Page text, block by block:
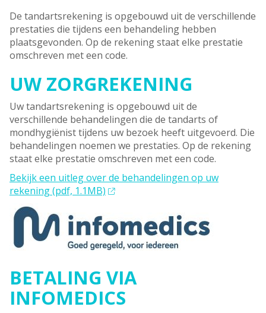
De tandartsrekening is opgebouwd uit de verschillende
prestaties die tijdens een behandeling hebben
plaatsgevonden. Op de rekening staat elke prestatie
omschreven met een code.
UW ZORGREKENING
Uw tandartsrekening is opgebouwd uit de
verschillende behandelingen die de tandarts of
mondhygiënist tijdens uw bezoek heeft uitgevoerd. Die
behandelingen noemen we prestaties. Op de rekening
staat elke prestatie omschreven met een code.
Bekijk een uitleg over de behandelingen op uw
rekening (pdf, 1.1MB)
BETALING VIA
INFOMEDICS